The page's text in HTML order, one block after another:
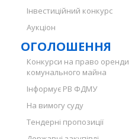
Інвестиційний конкурс
Аукціон
ОГОЛОШЕННЯ
Конкурси на право оренди
комунального майна
Інформує РВ ФДМУ
На вимогу суду
Тендерні пропозиції